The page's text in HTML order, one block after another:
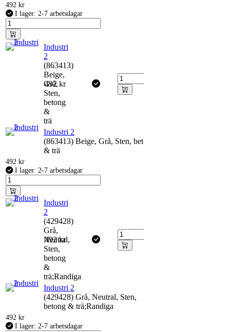
492 kr
I lager: 2-7 arbetsdagar
Industri
2
(863413)
Beige,
Grå,
Sten,
betong
&
trä
492kr
Industri 2
(863413) Beige, Grå, Sten, betong
& trä
492 kr
I lager: 2-7 arbetsdagar
Industri
2
(429428)
Grå,
Neutral,
Sten,
betong
&
trä;Randiga
492kr
Industri 2
(429428) Grå, Neutral, Sten,
betong & trä;Randiga
492 kr
I lager: 2-7 arbetsdagar